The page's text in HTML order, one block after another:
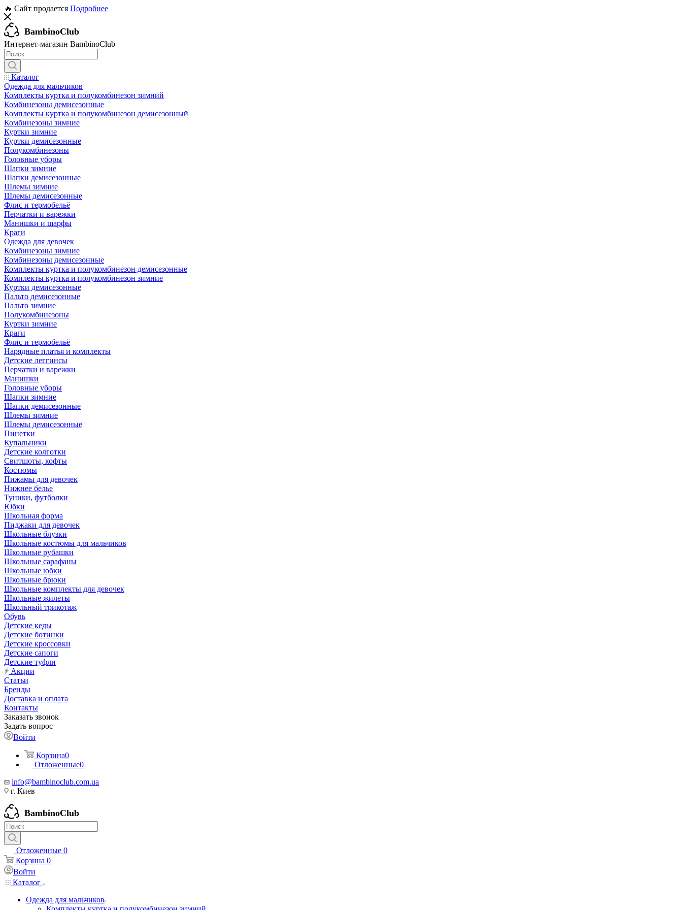
🔥 Сайт продается Подробнее
BambinoClub
Интернет-магазин BambinoClub
Каталог
Одежда для мальчиков
Комплекты куртка и полукомбинезон зимний
Комбинезоны демисезонные
Комплекты куртка и полукомбинезон демисезонный
Комбинезоны зимние
Куртки зимние
Куртки демисезонные
Полукомбинезоны
Головные уборы
Шапки зимние
Шапки демисезонные
Шлемы зимние
Шлемы демисезонные
Флис и термобельё
Перчатки и варежки
Манишки и шарфы
Краги
Одежда для девочек
Комбинезоны зимние
Комбинезоны демисезонные
Комплекты куртка и полукомбинезон демисезонные
Комплекты куртка и полукомбинезон зимние
Куртки демисезонные
Пальто демисезонные
Пальто зимние
Полукомбинезоны
Куртки зимние
Краги
Флис и термобельё
Нарядные платья и комплекты
Детские леггинсы
Перчатки и варежки
Манишки
Головные уборы
Шапки зимние
Шапки демисезонные
Шлемы зимние
Шлемы демисезонные
Пинетки
Купальники
Детские колготки
Свитшоты, кофты
Костюмы
Пижамы для девочек
Нижнее белье
Туники, футболки
Юбки
Школьная форма
Пиджаки для девочек
Школьные блузки
Школьные костюмы для мальчиков
Школьные рубашки
Школьные сарафаны
Школьные юбки
Школьные брюки
Школьные комплекты для девочек
Школьные жилеты
Школьный трикотаж
Обувь
Детские кеды
Детские ботинки
Детские кроссовки
Детские сапоги
Детские туфли
Акции
Статьи
Бренды
Доставка и оплата
Контакты
Заказать звонок
Задать вопрос
Войти
Корзина0
Отложенные0
info@bambinoclub.com.ua
г. Киев
BambinoClub
Отложенные 0
Корзина 0
Войти
Каталог
Одежда для мальчиков